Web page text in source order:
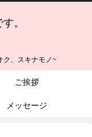
。
ク、スキナモノ~
ご挨拶
メッセージ